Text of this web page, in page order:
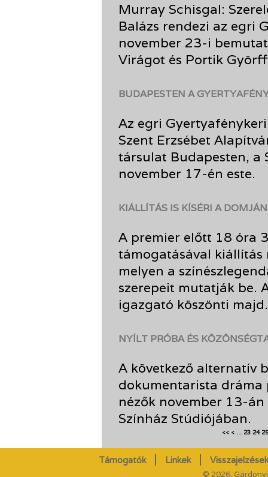
Murray Schisgal:
Balázs rendezi az egri
november 23-i
Virágot és Portik
BUDAPESTEN A
Az egri
Szent Erzsébet
társulat Budapesten, a
november 17-én este.
KIÁLLÍTÁS IS KÍSÉRI A
A premier előtt 18 óra
támogatásával
melyen a
szerepeit mutatják be.
igazgató köszönti majd.
NYÍLT PRÓBA ÉS
A következő alternatív
dokumentarista
nézők november 13-
Színház Stúdiójában.
<< <... 23 24 25
Támogatók Linkek
© 2026.